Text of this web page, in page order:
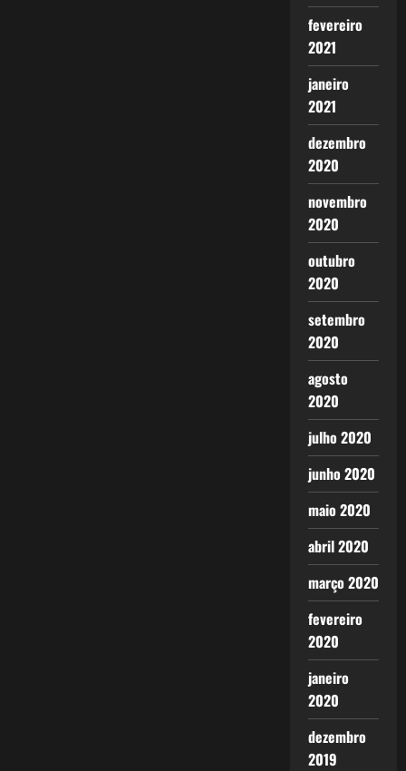
fevereiro
2021
janeiro
2021
dezembro
2020
novembro
2020
outubro
2020
setembro
2020
agosto
2020
julho 2020
junho 2020
maio 2020
abril 2020
março 2020
fevereiro
2020
janeiro
2020
dezembro
2019